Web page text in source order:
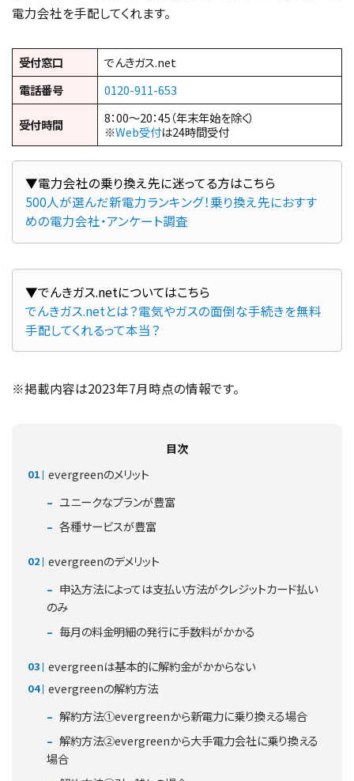
電力会社を手配してくれます。
受付窓口
でんきガス.net
電話番号
0120-911-653
受付時間
8：00～20：45（年末年始を除く）
※Web受付は24時間受付
500人が選んだ新電力ランキング！乗り換え先におすす
めの電力会社・アンケート調査
でんきガス.netとは？電気やガスの面倒な手続きを無料
手配してくれるって本当？
※掲載内容は2023年7月時点の情報です。
目次
evergreenのメリット
ユニークなプランが豊富
各種サービスが豊富
evergreenのデメリット
申込方法によっては支払い方法がクレジットカード払い
のみ
毎月の料金明細の発行に手数料がかかる
evergreenは基本的に解約金がかからない
evergreenの解約方法
解約方法①evergreenから新電力に乗り換える場合
解約方法②evergreenから大手電力会社に乗り換える
場合